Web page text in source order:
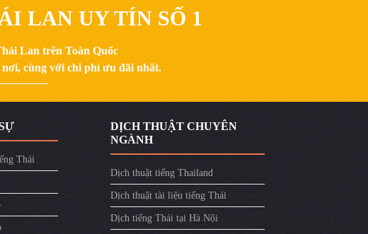
LAN UY TÍN SỐ 1
Lan trên Toàn Quốc
cùng với chi phí ưu đãi nhất.
Thái
DỊCH THUẬT CHUYÊN
NGÀNH
Dịch thuật tiếng Thailand
Dịch thuật tài liệu tiếng Thái
Dịch tiếng Thái tại Hà Nội